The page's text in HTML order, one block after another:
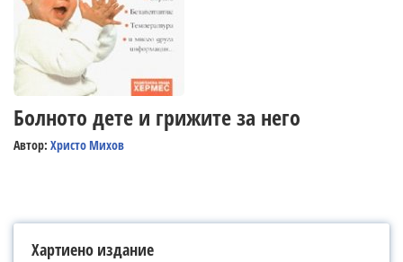
Болното дете и грижите за него
Автор: Христо Михов
Хартиено издание